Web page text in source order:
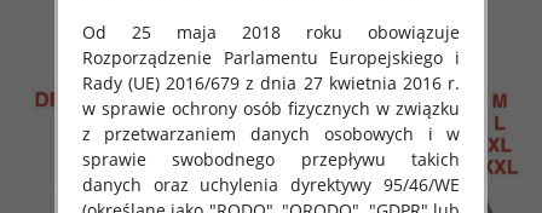
szczegóły
7.50 zł
szczegóły
Od 25 maja 2018 roku obowiązuje
Rozporządzenie Parlamentu Europejskiego i
Rady (UE) 2016/679 z dnia 27 kwietnia 2016 r.
w sprawie ochrony osób fizycznych w związku
z przetwarzaniem danych osobowych i w
sprawie swobodnego przepływu takich
danych oraz uchylenia dyrektywy 95/46/WE